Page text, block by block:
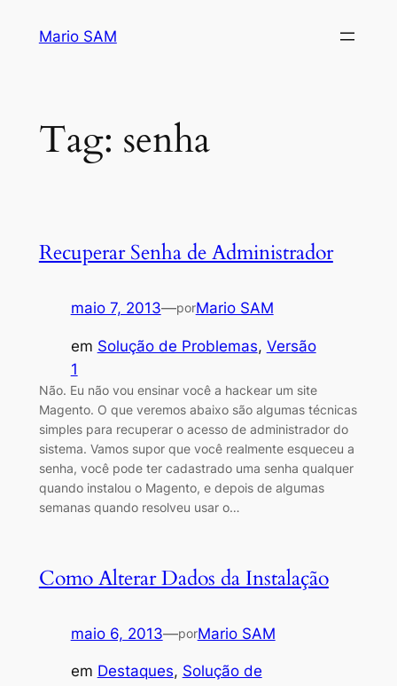
Mario SAM
Tag: senha
Recuperar Senha de Administrador
maio 7, 2013—porMario SAM
em Solução de Problemas, Versão
1
Não. Eu não vou ensinar você a hackear um site
Magento. O que veremos abaixo são algumas técnicas
simples para recuperar o acesso de administrador do
sistema. Vamos supor que você realmente esqueceu a
senha, você pode ter cadastrado uma senha qualquer
quando instalou o Magento, e depois de algumas
semanas quando resolveu usar o…
Como Alterar Dados da Instalação
maio 6, 2013—porMario SAM
em Destaques, Solução de